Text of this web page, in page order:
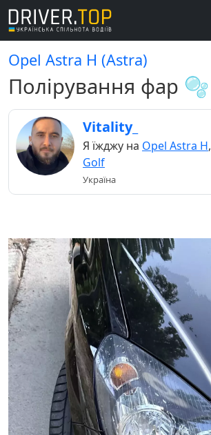
Opel Astra H (Astra)
Полірування фар 🫧
Vitality_
Я їжджу на Opel Astra H,
Golf
Україна